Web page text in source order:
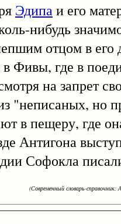
Эдипаи его
нибудь
отцом в
Фивы, где в
на запрет
"неписаных, но
в пещеру, где
Антигона
Софокла
(Современный словарь-